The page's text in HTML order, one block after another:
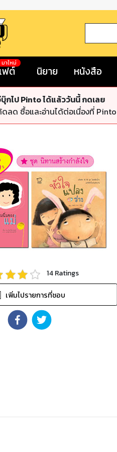
ฟต์
มาใหม่
นิยาย หนังสือ
กไป Pinto ได้แล้ววันนี้ กดเลย
ลด ซื้อและอ่านได้ต่อเนื่องที่ Pinto
14Ratings
เพิ่มไปรายการที่ชอบ